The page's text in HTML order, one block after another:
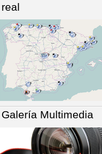
real
Galería Multimedia